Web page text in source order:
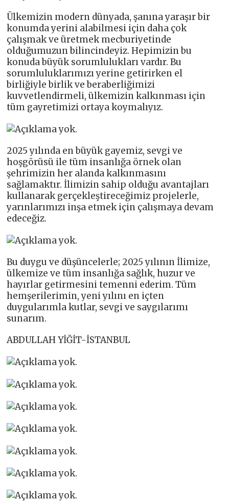
Ülkemizin modern dünyada, şanına yaraşır bir
konumda yerini alabilmesi için daha çok
çalışmak ve üretmek mecburiyetinde
olduğumuzun bilincindeyiz. Hepimizin bu
konuda büyük sorumlulukları vardır. Bu
sorumluluklarımızı yerine getirirken el
birliğiyle birlik ve beraberliğimizi
kuvvetlendirmeli, ülkemizin kalkınması için
tüm gayretimizi ortaya koymalıyız.
2025 yılında en büyük gayemiz, sevgi ve
hoşgörüsü ile tüm insanlığa örnek olan
şehrimizin her alanda kalkınmasını
sağlamaktır. İlimizin sahip olduğu avantajları
kullanarak gerçekleştireceğimiz projelerle,
yarınlarımızı inşa etmek için çalışmaya devam
edeceğiz.
Bu duygu ve düşüncelerle; 2025 yılının İlimize,
ülkemize ve tüm insanlığa sağlık, huzur ve
hayırlar getirmesini temenni ederim. Tüm
hemşerilerimin, yeni yılını en içten
duygularımla kutlar, sevgi ve saygılarımı
sunarım.
ABDULLAH YİĞİT-İSTANBUL